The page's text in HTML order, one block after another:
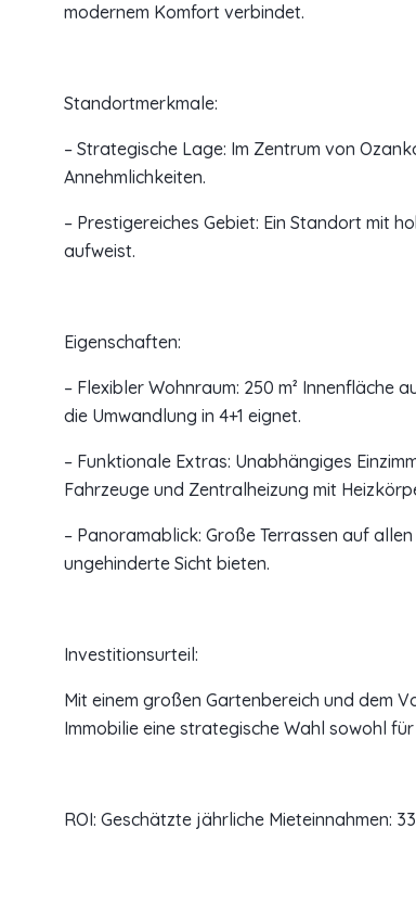
modernem Komfort verbindet.
Standortmerkmale:
– Strategische Lage: Im Zentrum von
Annehmlichkeiten.
– Prestigereiches Gebiet: Ein Standort mit
aufweist.
Eigenschaften:
– Flexibler Wohnraum: 250 m² Innenfläche
die Umwandlung in 4+1 eignet.
– Funktionale Extras: Unabhängiges
Fahrzeuge und Zentralheizung mit
– Panoramablick: Große Terrassen auf
ungehinderte Sicht bieten.
Investitionsurteil:
Mit einem großen Gartenbereich und dem
Immobilie eine strategische Wahl sowohl
ROI: Geschätzte jährliche Mieteinnahmen: